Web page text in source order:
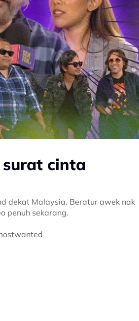
cinta
dekat Malaysia. Beratur awek nak
Jom layan video penuh sekarang.